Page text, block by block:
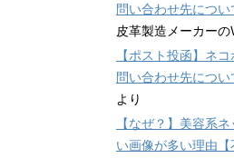
問い合わせ先につい
皮革製造メーカーの
【ポスト投函】ネ
問い合わせ先につい
より
【なぜ？】美容系
い画像が多い理由【